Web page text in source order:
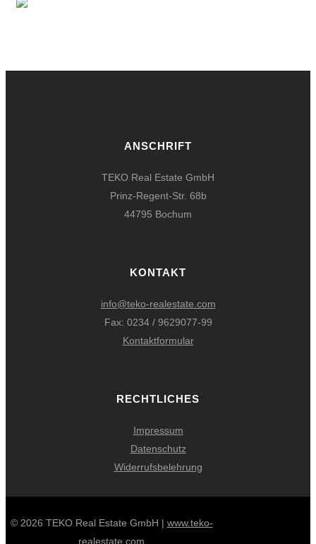
ANSCHRIFT
TEKO Real Estate GmbH
Prinz-Regent-Str. 68b
44795 Bochum
KONTAKT
info@teko-realestate.com
Fax: 0234 / 9629077-99
Kontaktformular
RECHTLICHES
Impressum
Datenschutz
Widerrufsbelehrung
© 2026 TEKO Real Estate GmbH | www.teko-
realestate.com